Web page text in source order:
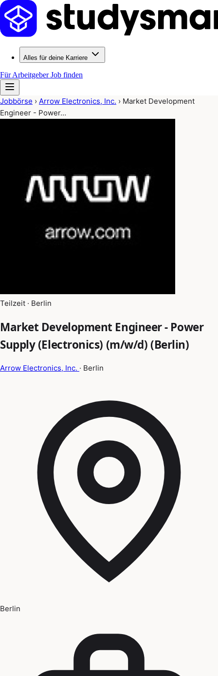
Alles für deine Karriere
Für ArbeitgeberJob finden
Jobbörse › Arrow Electronics, Inc. › Market Development
Engineer - Power…
Teilzeit · Berlin
Market Development Engineer - Power
Supply (Electronics) (m/w/d) (Berlin)
Arrow Electronics, Inc. · Berlin
Berlin